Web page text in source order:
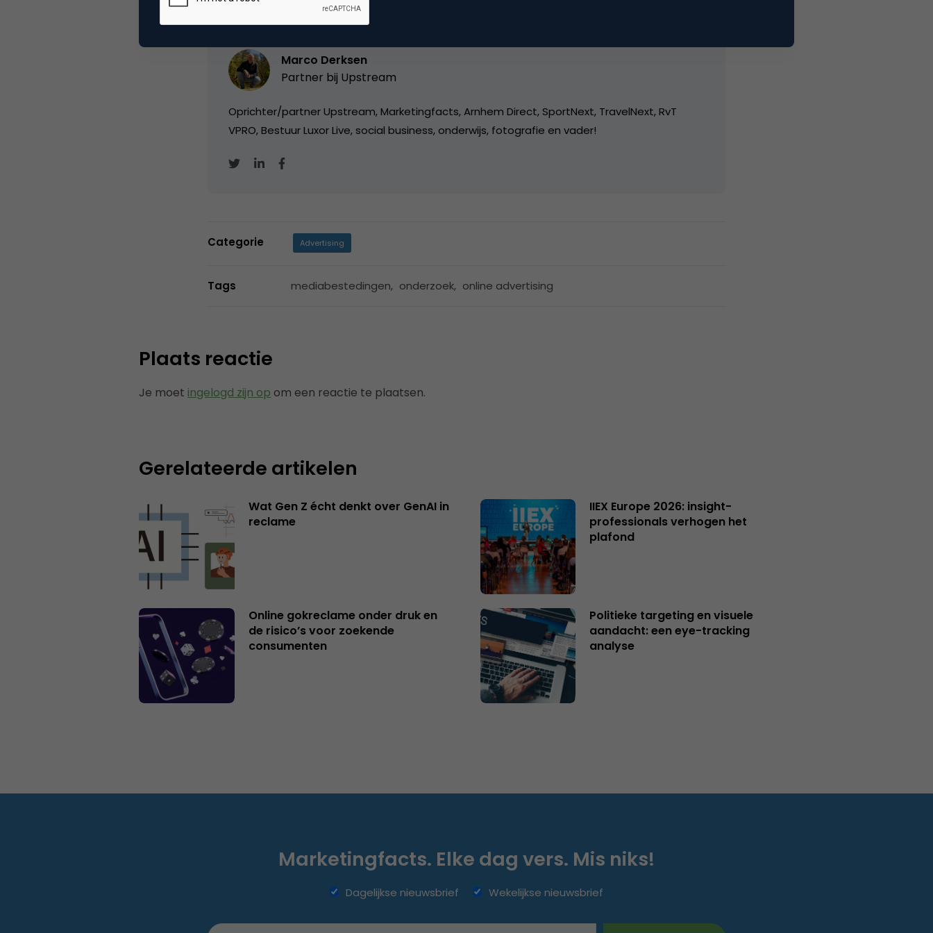
Marco Derksen
Partner bij Upstream
Oprichter/partner Upstream, Marketingfacts, Arnhem Direct, SportNext, TravelNext, RvT
VPRO, Bestuur Luxor Live, social business, onderwijs, fotografie en vader!
Categorie Advertising
Tags mediabestedingen, onderzoek, online advertising
Plaats reactie
Je moet ingelogd zijn op om een reactie te plaatsen.
Gerelateerde artikelen
Wat Gen Z écht denkt over GenAI in
reclame
IIEX Europe 2026: insight-
professionals verhogen het
plafond
Online gokreclame onder druk en
de risico’s voor zoekende
consumenten
Politieke targeting en visuele
aandacht: een eye-tracking
analyse
Marketingfacts. Elke dag vers. Mis niks!
Dagelijkse nieuwsbrief Wekelijkse nieuwsbrief